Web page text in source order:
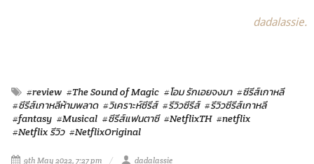
dadalassie.
#review #The Sound of Magic #โอม รักเอยจงมา #ซีรีส์เกาหลี
#ซีรีส์เกาหลีห้ามพลาด #วิเคราะห์ซีรีส์ #รีวิวซีรีส์ #รีวิวซีรีส์เกาหลี
#fantasy #Musical #ซีรีส์แฟนตาซี #NetflixTH #netflix
#Netflix รีวิว #NetflixOriginal
9th May 2022, 7:27 pm dadalassie